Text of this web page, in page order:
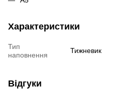
Характеристики
Тип
наповнення
Тижневик
Відгуки